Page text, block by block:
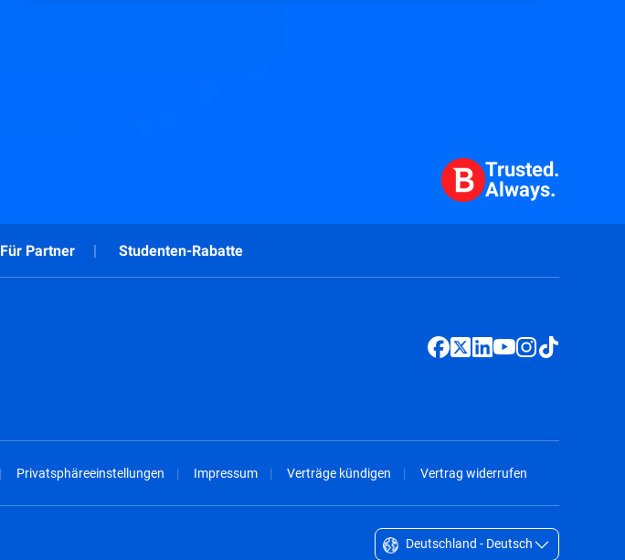
Trusted.
Always.
Für Partner Studenten-Rabatte
Privatsphäreeinstellungen Impressum Verträge kündigen Vertrag widerrufen
Deutschland - Deutsch